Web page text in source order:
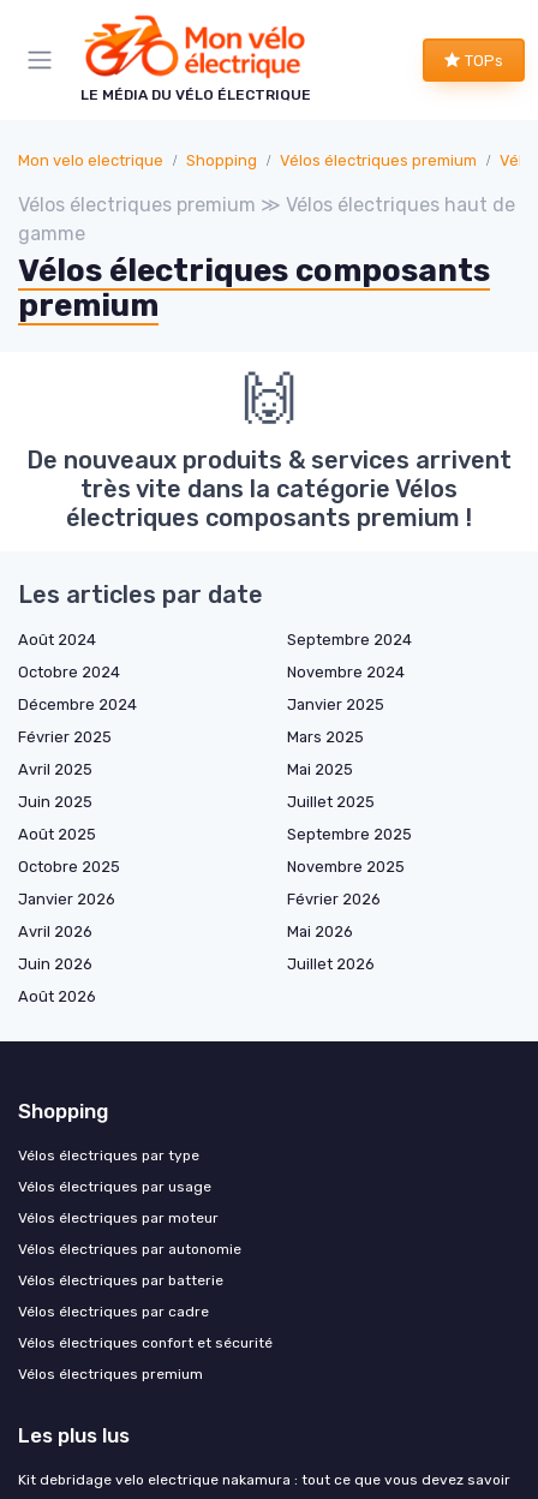
LE MÉDIA DU VÉLO ÉLECTRIQUE
TOPs
Mon velo electrique Shopping Vélos électriques premium
Vélos électriques premium ≫ Vélos électriques haut de
gamme
Vélos électriques composants
premium
🙌
De nouveaux produits & services arrivent
très vite dans la catégorie Vélos
électriques composants premium !
Les articles par date
Août 2024
Septembre 2024
Octobre 2024
Novembre 2024
Décembre 2024
Janvier 2025
Février 2025
Mars 2025
Avril 2025
Mai 2025
Juin 2025
Juillet 2025
Août 2025
Septembre 2025
Octobre 2025
Novembre 2025
Janvier 2026
Février 2026
Avril 2026
Mai 2026
Juin 2026
Juillet 2026
Août 2026
Shopping
Vélos électriques par type
Vélos électriques par usage
Vélos électriques par moteur
Vélos électriques par autonomie
Vélos électriques par batterie
Vélos électriques par cadre
Vélos électriques confort et sécurité
Vélos électriques premium
Les plus lus
Kit debridage velo electrique nakamura : tout ce que vous devez savoir
Panneau de gestion des cookies